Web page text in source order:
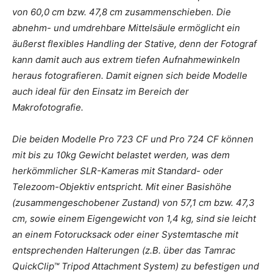
von 60,0 cm bzw. 47,8 cm zusammenschieben. Die
abnehm- und umdrehbare Mittelsäule ermöglicht ein
äußerst flexibles Handling der Stative, denn der Fotograf
kann damit auch aus extrem tiefen Aufnahmewinkeln
heraus fotografieren. Damit eignen sich beide Modelle
auch ideal für den Einsatz im Bereich der
Makrofotografie.
Die beiden Modelle Pro 723 CF und Pro 724 CF können
mit bis zu 10kg Gewicht belastet werden, was dem
herkömmlicher SLR-Kameras mit Standard- oder
Telezoom-Objektiv entspricht. Mit einer Basishöhe
(zusammengeschobener Zustand) von 57,1 cm bzw. 47,3
cm, sowie einem Eigengewicht von 1,4 kg, sind sie leicht
an einem Fotorucksack oder einer Systemtasche mit
entsprechenden Halterungen (z.B. über das Tamrac
QuickClip™ Tripod Attachment System) zu befestigen und